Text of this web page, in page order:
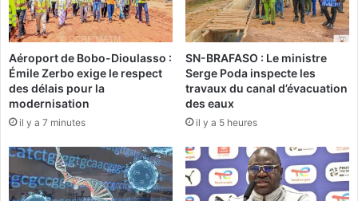
e
K
o
a
l
a
e
x
l
o
s
i
e
2
0
2
3
:
L
s
É
t
Aéroport de Bobo-Dioulasso :
Émile Zerbo exige le respect
des délais pour la
modernisation
il y a 7 minutes
SN-BRAFASO : Le ministre
Serge Poda inspecte les
travaux du canal d’évacuation
des eaux
il y a 5 heures